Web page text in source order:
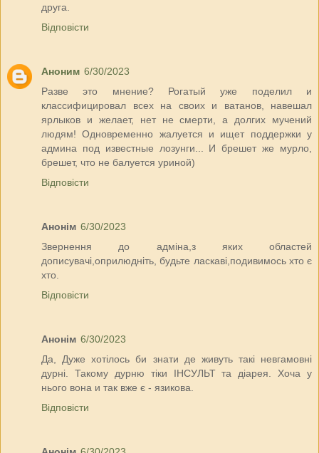
друга.
Відповісти
Аноним 6/30/2023
Разве это мнение? Рогатый уже поделил и
классифицировал всех на своих и ватанов, навешал
ярлыков и желает, нет не смерти, а долгих мучений
людям! Одновременно жалуется и ищет поддержки у
админа под известные лозунги... И брешет же мурло,
брешет, что не балуется уриной)
Відповісти
Анонім 6/30/2023
Звернення до адміна,з яких областей
дописувачі,оприлюдніть, будьте ласкаві,подивимось хто є
хто.
Відповісти
Анонім 6/30/2023
Да, Дуже хотілось би знати де живуть такі невгамовні
дурні. Такому дурню тіки ІНСУЛЬТ та діарея. Хоча у
нього вона и так вже є - язикова.
Відповісти